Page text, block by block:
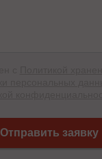
Отправить заявку